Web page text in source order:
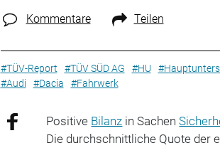
Kommentare Teilen
#TÜV-Report #TÜV SÜD AG #HU
#Audi
#Dacia #Fahrwerk
Positive Bilanz in Sachen
Die durchschnittliche Quote der